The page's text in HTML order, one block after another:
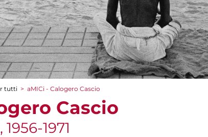
tutti > aMICi - Calogero Cascio
Cascio
1971